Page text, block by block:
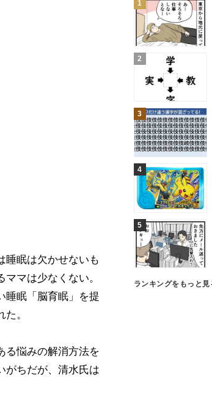
睡眠は欠かせないも
マは少なくない。
睡眠「脳育眠」を提
。
る悩みの解消方法を
がちだが、清水氏は
ランキングをもっと見